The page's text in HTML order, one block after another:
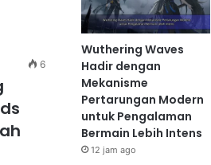
6
Wuthering Waves
Hadir dengan
Mekanisme
Pertarungan Modern
untuk Pengalaman
Bermain Lebih Intens
12 jam ago